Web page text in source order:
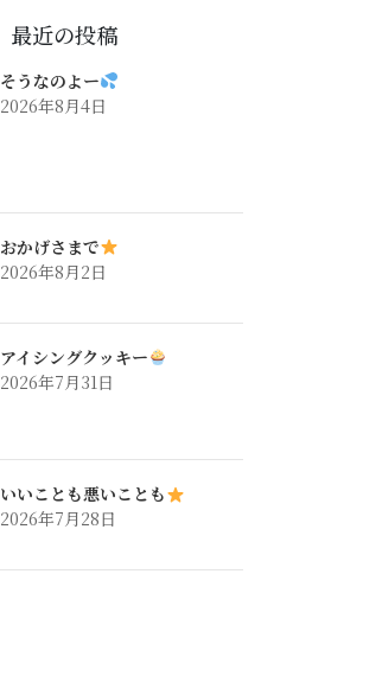
最近の投稿
そうなのよー
2026年8月4日
おかげさまで
2026年8月2日
アイシングクッキー
2026年7月31日
いいことも悪いことも
2026年7月28日